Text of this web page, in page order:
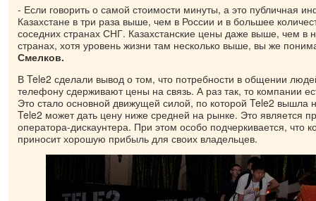
- Если говорить о самой стоимости минуты, а это публичная
Казахстане в три раза выше, чем в России и в большее
соседних странах СНГ. Казахстанские цены даже выше, чем в
странах, хотя уровень жизни там несколько выше, вы же
Смелков.
В Tele2 сделали вывод о том, что потребности в общении
телефону сдерживают цены на связь. А раз так, то компании
Это стало основной движущей силой, по которой Tele2 вышла
Tele2 может дать цену ниже средней на рынке. Это является
оператора-дискаунтера. При этом особо подчеркивается, что
приносит хорошую прибыль для своих владельцев.